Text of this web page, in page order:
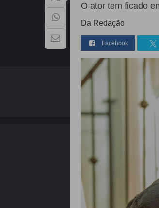
O ator tem ficado
Da Redação
Facebook
Copyright - 2026 | Todos os